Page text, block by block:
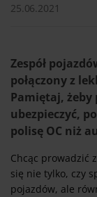
25.06.2021
Zespół
połączony z
Pamiętaj, żeby
ubezpieczyć,
polisę OC niż
Chcąc prowadzić
się nie tylko, czy
pojazdów, ale